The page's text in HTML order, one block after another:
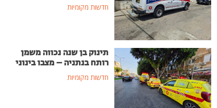
חדשות מקומיות
תינוק בן שנה נכווה משמן
רותח בנתניה – מצבו בינוני
חדשות מקומיות